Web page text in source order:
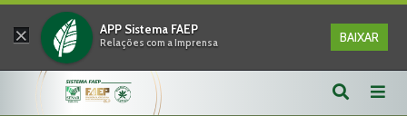
× APP Sistema FAEP
Relações com a Imprensa BAIXAR